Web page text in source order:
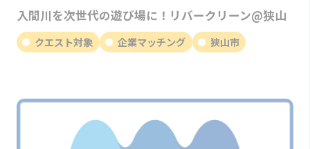
入間川を次世代の遊び場に！リバークリーン@狭山
クエスト対象 企業マッチング 狭山市